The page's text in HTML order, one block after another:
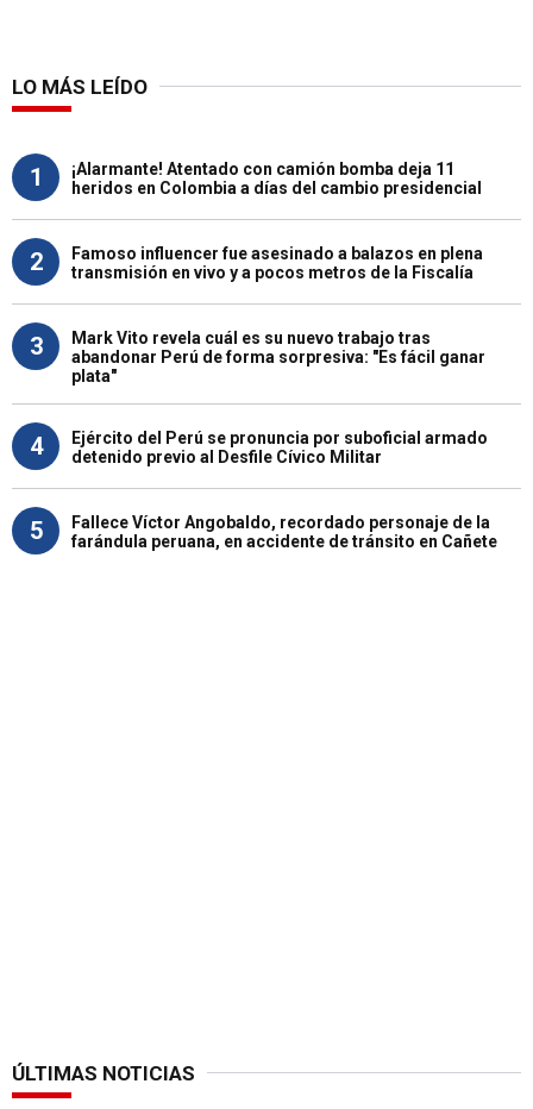
LO MÁS LEÍDO
1
¡Alarmante! Atentado con camión bomba deja 11
heridos en Colombia a días del cambio presidencial
2
Famoso influencer fue asesinado a balazos en plena
transmisión en vivo y a pocos metros de la Fiscalía
3
Mark Vito revela cuál es su nuevo trabajo tras
abandonar Perú de forma sorpresiva: "Es fácil ganar
plata"
4
Ejército del Perú se pronuncia por suboficial armado
detenido previo al Desfile Cívico Militar
5
Fallece Víctor Angobaldo, recordado personaje de la
farándula peruana, en accidente de tránsito en Cañete
ÚLTIMAS NOTICIAS